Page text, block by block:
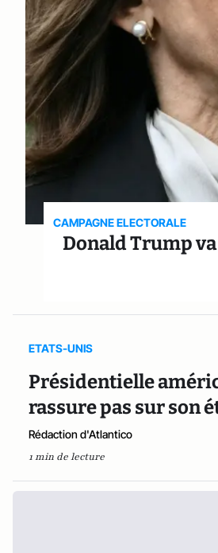
CAMPAGNE ELECTORALE
Donald Trump
ETATS-UNIS
Présidentielle
rassure pas sur son
Rédaction d'Atlantico
1 min de lecture